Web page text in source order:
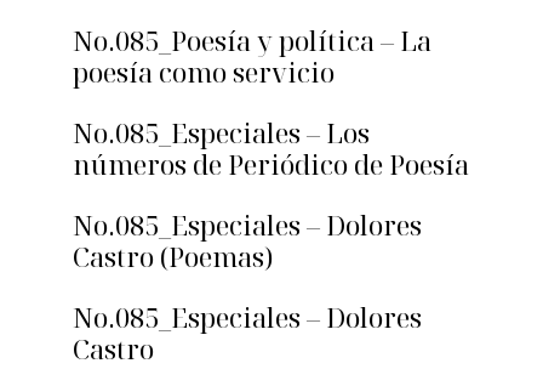
No.085_Poesía y política – La
poesía como servicio
No.085_Especiales – Los
números de Periódico de Poesía
No.085_Especiales – Dolores
Castro (Poemas)
No.085_Especiales – Dolores
Castro